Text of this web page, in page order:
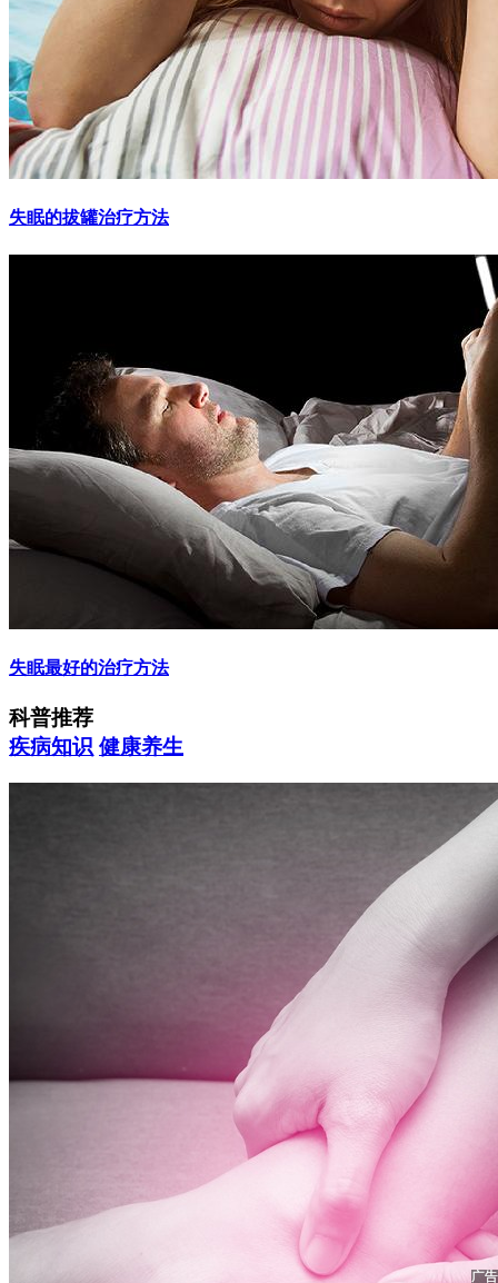
失眠的拔罐治疗方法
失眠最好的治疗方法
科普推荐
疾病知识 健康养生